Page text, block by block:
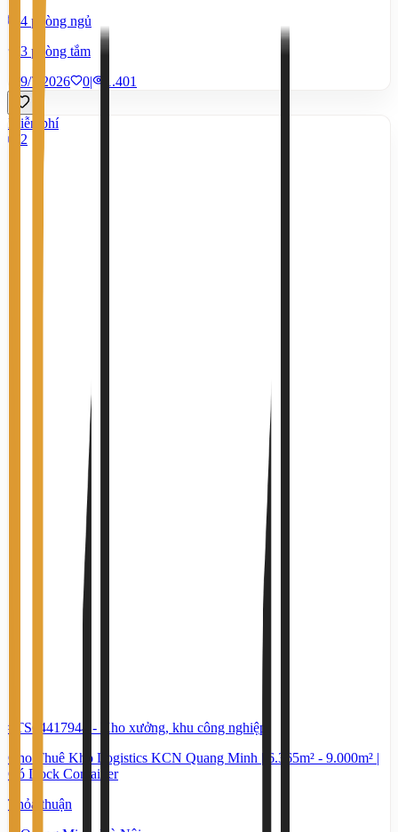
4 phòng ngủ
3 phòng tắm
9/7/2026
0| 1.401
Miễn phí
2
#TS64417944 -
Kho xưởng, khu công nghiệp
Cho Thuê Kho Logistics KCN Quang Minh | 6.365m² - 9.000m² |
Có Dock Container
Thỏa thuận